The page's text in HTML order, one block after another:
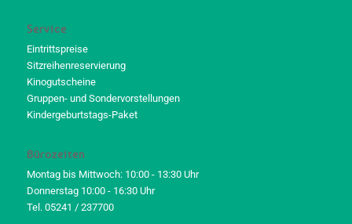
Service
Eintrittspreise
Sitzreihenreservierung
Kinogutscheine
Gruppen- und Sondervorstellungen
Kindergeburtstags-Paket
Bürozeiten
Montag bis Mittwoch: 10:00 - 13:30 Uhr
Donnerstag 10:00 - 16:30 Uhr
Tel. 05241 / 237700